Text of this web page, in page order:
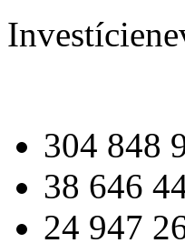
Investície
304 848
38 646
24 947